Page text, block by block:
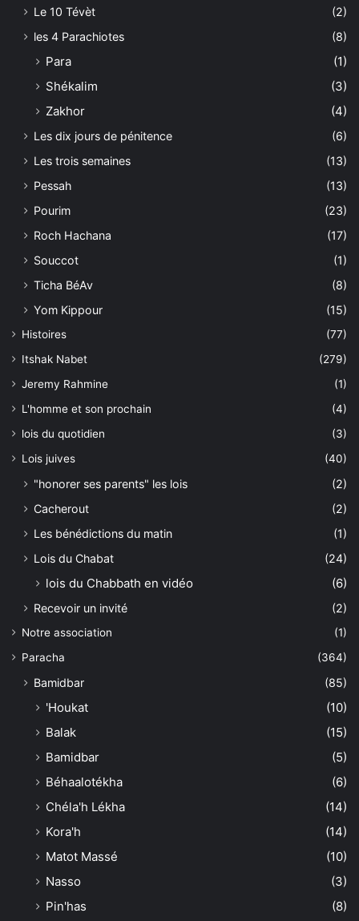
Le 10 Tévèt
(2)
les 4 Parachiotes
(8)
Para
(1)
Shékalim
(3)
Zakhor
(4)
Les dix jours de pénitence
(6)
Les trois semaines
(13)
Pessah
(13)
Pourim
(23)
Roch Hachana
(17)
Souccot
(1)
Ticha BéAv
(8)
Yom Kippour
(15)
Histoires
(77)
Itshak Nabet
(279)
Jeremy Rahmine
(1)
L'homme et son prochain
(4)
lois du quotidien
(3)
Lois juives
(40)
"honorer ses parents" les lois
(2)
Cacherout
(2)
Les bénédictions du matin
(1)
Lois du Chabat
(24)
lois du Chabbath en vidéo (6)
Recevoir un invité (2)
Notre association
(1)
Paracha
(364)
Bamidbar (85)
'Houkat
(10)
Balak
(15)
Bamidbar
(5)
Béhaalotékha
(6)
Chéla'h Lékha
(14)
Kora'h
(14)
Matot Massé
(10)
Nasso
(3)
Pin'has
(8)